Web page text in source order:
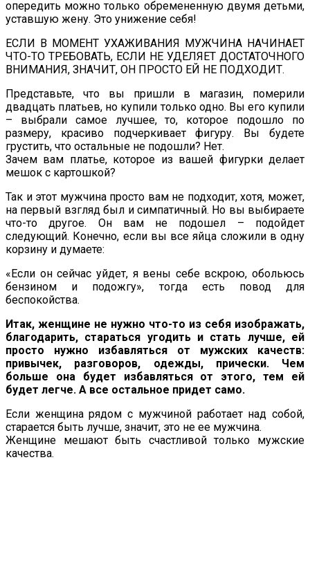
опередить можно только обремененную двумя детьми,
уставшую жену. Это унижение себя!
ЕСЛИ В МОМЕНТ УХАЖИВАНИЯ МУЖЧИНА НАЧИНАЕТ
ЧТО-ТО ТРЕБОВАТЬ, ЕСЛИ НЕ УДЕЛЯЕТ ДОСТАТОЧНОГО
ВНИМАНИЯ, ЗНАЧИТ, ОН ПРОСТО ЕЙ НЕ ПОДХОДИТ.
Представьте, что вы пришли в магазин, померили
двадцать платьев, но купили только одно. Вы его купили
– выбрали самое лучшее, то, которое подошло по
размеру, красиво подчеркивает фигуру. Вы будете
грустить, что остальные не подошли? Нет.
Зачем вам платье, которое из вашей фигурки делает
мешок с картошкой?
Так и этот мужчина просто вам не подходит, хотя, может,
на первый взгляд был и симпатичный. Но вы выбираете
что-то другое. Он вам не подошел – подойдет
следующий. Конечно, если вы все яйца сложили в одну
корзину и думаете:
«Если он сейчас уйдет, я вены себе вскрою, обольюсь
бензином и подожгу», тогда есть повод для
беспокойства.
Итак, женщине не нужно что-то из себя изображать,
благодарить, стараться угодить и стать лучше, ей
просто нужно избавляться от мужских качеств:
привычек, разговоров, одежды, прически. Чем
больше она будет избавляться от этого, тем ей
будет легче. А все остальное придет само.
Если женщина рядом с мужчиной работает над собой,
старается быть лучше, значит, это не ее мужчина.
Женщине мешают быть счастливой только мужские
качества.